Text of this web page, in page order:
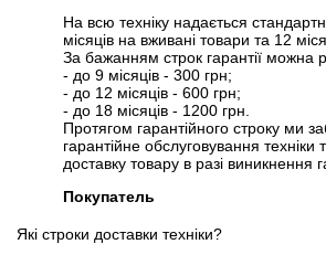
На всю техніку надається
місяців на вживані товари та 12
За бажанням строк гарантії можна
- до 9 місяців - 300 грн;
- до 12 місяців - 600 грн;
- до 18 місяців - 1200 грн.
Протягом гарантійного строку ми
гарантійне обслуговування
доставку товару в разі виникнення
Покупатель
Які строки доставки техніки?